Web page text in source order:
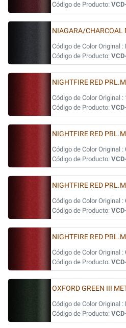
Código de Producto:
NIAGARA/CHARCOAL
Código de Color Original :
Código de Producto:
NIGHTFIRE RED
Código de Color Original :
Código de Producto:
NIGHTFIRE RED
Código de Color Original :
Código de Producto:
NIGHTFIRE RED
Código de Color Original :
Código de Producto:
NIGHTFIRE RED
Código de Color Original :
Código de Producto:
OXFORD GREEN III
Código de Color Original :
Código de Producto: